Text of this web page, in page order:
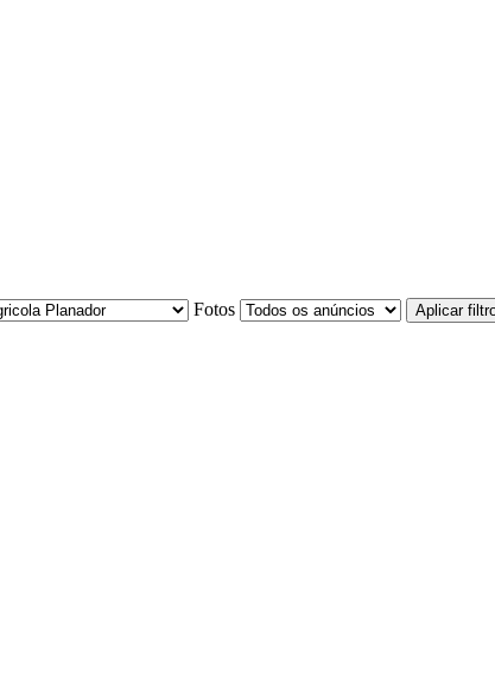
Fotos Aplicar